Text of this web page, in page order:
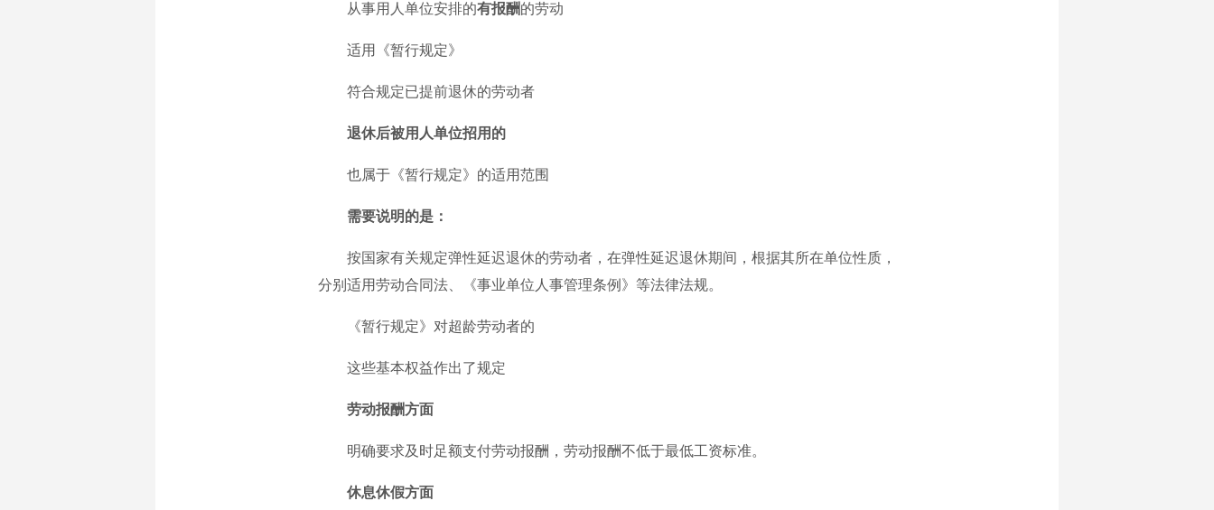
从事用人单位安排的有报酬的劳动
适用《暂行规定》
符合规定已提前退休的劳动者
退休后被用人单位招用的
也属于《暂行规定》的适用范围
需要说明的是：
按国家有关规定弹性延迟退休的劳动者，在弹性延迟退休期间，根据其所在单位性质，
分别适用劳动合同法、《事业单位人事管理条例》等法律法规。
《暂行规定》对超龄劳动者的
这些基本权益作出了规定
劳动报酬方面
明确要求及时足额支付劳动报酬，劳动报酬不低于最低工资标准。
休息休假方面